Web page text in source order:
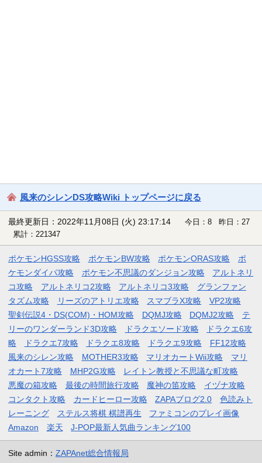
風来のシレンDS攻略Wiki トップページに戻る
最終更新日：2022年11月08日 (火) 23:17:14
今日：8 昨日：27
累計：221347
ポケモンHGSS攻略 ポケモンBW攻略 ポケモンORAS攻略
ポ
ケモンダイパ攻略
ポケモン不思議のダンジョン攻略
アルトネリ
コ攻略
アルトネリコ2攻略 アルトネリコ3攻略
グランファン
タズム攻略
リーズのアトリエ攻略 スマブラX攻略
VP2攻略
聖剣伝説4・DS(COM)・HOM攻略
DQMJ攻略 DQMJ2攻略
テ
リーのワンダーランド3D攻略
ドラクエソード攻略
ドラクエ6攻
略
ドラクエ7攻略 ドラクエ8攻略 ドラクエ9攻略
FF12攻略
風来のシレン攻略
MOTHER3攻略 マリオカートWii攻略
マリ
オカート7攻略
MHP2G攻略
レイトン教授と不思議な町攻略
悪魔の箱攻略
最後の時間旅行攻略 魔神の笛攻略
イヅナ攻略
コンタクト攻略
カードヒーロー攻略 ZAPAブログ2.0
色読みト
レーニング
ステルス将棋 棋譜再生
ファミコンのプレイ画像
Amazon
楽天 J-POP最新人気曲ランキング100
Site admin： ZAPAnet総合情報局